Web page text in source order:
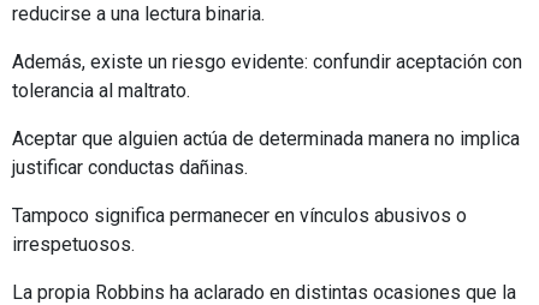
reducirse a una lectura binaria.
Además, existe un riesgo evidente: confundir aceptación con
tolerancia al maltrato.
Aceptar que alguien actúa de determinada manera no implica
justificar conductas dañinas.
Tampoco significa permanecer en vínculos abusivos o
irrespetuosos.
La propia Robbins ha aclarado en distintas ocasiones que la